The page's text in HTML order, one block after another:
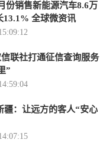
份销售新能源汽车8.6万
13.1% 全球微资讯
联社打通征信查询服务
”
疆：让远方的客人“安心